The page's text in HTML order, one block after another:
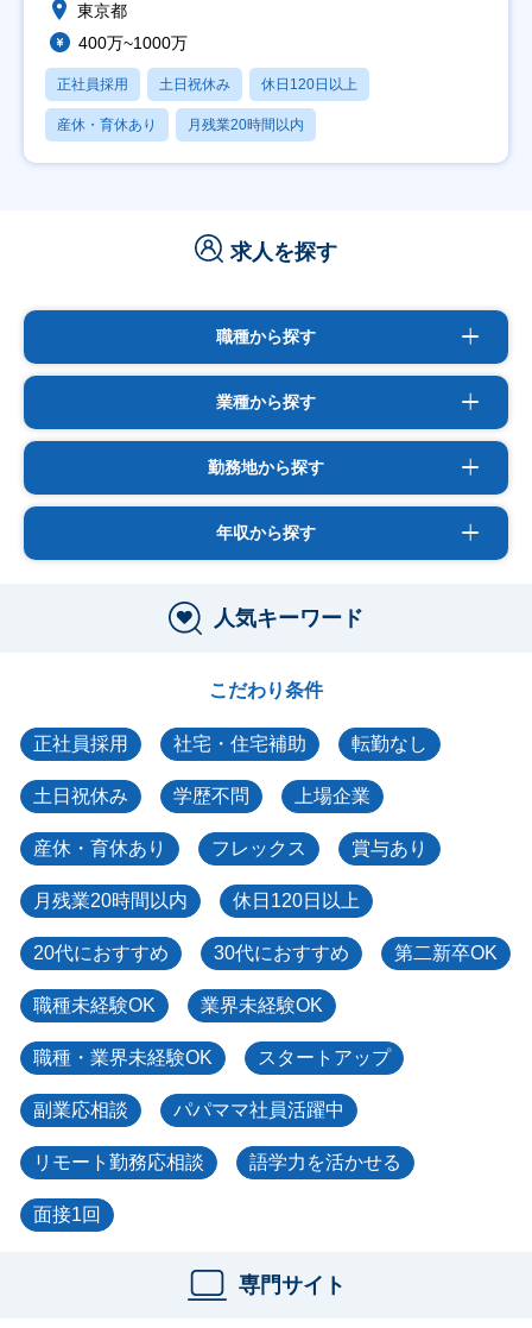
東京都
400万~1000万
正社員採用 土日祝休み 休日120日以上
産休・育休あり 月残業20時間以内
求人を探す
職種から探す
業種から探す
勤務地から探す
年収から探す
人気キーワード
こだわり条件
正社員採用 社宅・住宅補助 転勤なし
土日祝休み 学歴不問 上場企業
産休・育休あり フレックス 賞与あり
月残業20時間以内 休日120日以上
20代におすすめ 30代におすすめ 第二新卒OK
職種未経験OK 業界未経験OK
職種・業界未経験OK スタートアップ
副業応相談 パパママ社員活躍中
リモート勤務応相談 語学力を活かせる
面接1回
専門サイト